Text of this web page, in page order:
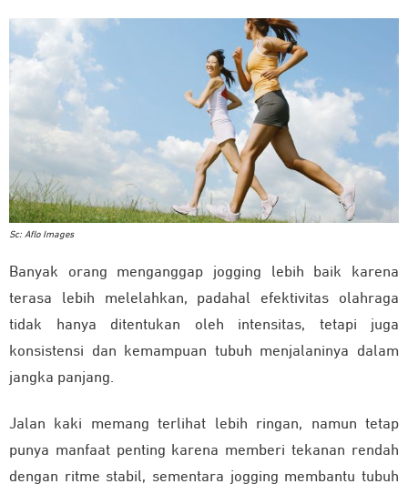
Sc: Aflo Images
Banyak orang menganggap jogging lebih baik karena
terasa lebih melelahkan, padahal efektivitas olahraga
tidak hanya ditentukan oleh intensitas, tetapi juga
konsistensi dan kemampuan tubuh menjalaninya dalam
jangka panjang.
Jalan kaki memang terlihat lebih ringan, namun tetap
punya manfaat penting karena memberi tekanan rendah
dengan ritme stabil, sementara jogging membantu tubuh